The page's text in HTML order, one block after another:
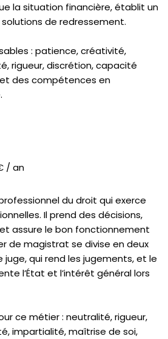
la situation financière, établit un
de redressement.
: patience, créativité,
rigueur, discrétion, capacité
et des compétences en
/ an
du droit qui exerce
Il prend des décisions,
assure le bon fonctionnement
de magistrat se divise en deux
juge, qui rend les jugements, et le
l’État et l’intérêt général lors
ce métier : neutralité, rigueur,
impartialité, maîtrise de soi,